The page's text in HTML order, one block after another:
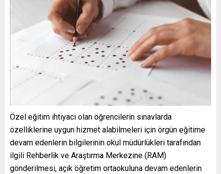
Özel eğitim ihtiyacı olan öğrencilerin sınavlarda
özelliklerine uygun hizmet alabilmeleri için örgün eğitime
devam edenlerin bilgilerinin okul müdürlükleri tarafından
ilgili Rehberlik ve Araştırma Merkezine (RAM)
gönderilmesi, açık öğretim ortaokuluna devam edenlerin